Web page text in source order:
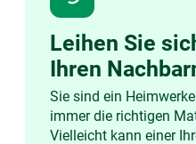
Leihen Sie
Ihren
Sie sind ein
immer die richtigen
Vielleicht kann einer